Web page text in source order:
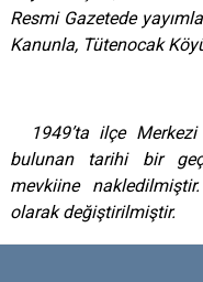
Resmi Gazetede
Kanunla, Tütenocak
1949’ta ilçe Merkezi
bulunan tarihi bir
mevkiine
olarak değiştirilmiştir.